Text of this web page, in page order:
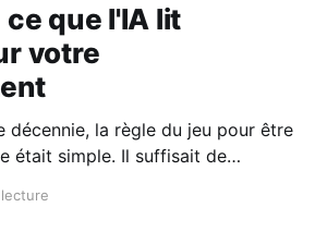
ce que l'IA lit
votre
décennie, la règle du jeu pour être
était simple. Il suffisait de
la première page de résultats.